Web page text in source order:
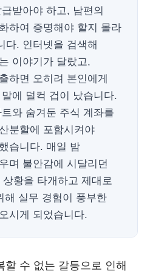
받아야 하고, 남편의
하여 증명해야 할지 몰라
다. 인터넷을 검색해
이야기가 달랐고,
하면 오히려 본인에게
에 덜컥 겁이 났습니다.
와 숨겨둔 주식 계좌를
분할에 포함시켜야
습니다. 매일 밤
며 불안감에 시달리던
황을 타개하고 제대로
해 실무 경험이 풍부한
시게 되었습니다.
수 없는 갈등으로 인해